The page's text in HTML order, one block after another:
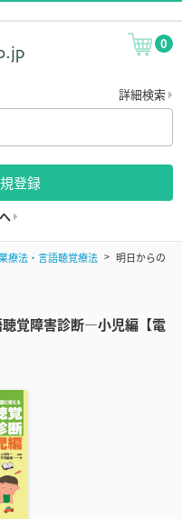
0
詳細検索
登録
療法・言語聴覚療法
明日からの
覚障害診断―小児編【電